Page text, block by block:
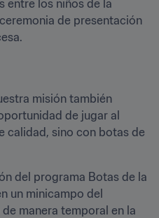
entre los niños de la
de presentación
misión también
de jugar al
calidad, sino con botas de
del programa Botas de la
un minicampo del
manera temporal en la